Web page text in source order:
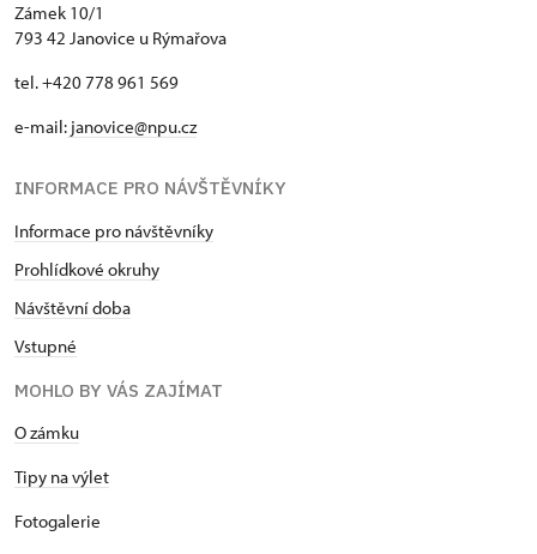
Zámek 10/1
793 42 Janovice u Rýmařova
tel. +420 778 961 569
e-mail: janovice@npu.cz
INFORMACE PRO NÁVŠTĚVNÍKY
Informace pro návštěvníky
Prohlídkové okruhy
Návštěvní doba
Vstupné
MOHLO BY VÁS ZAJÍMAT
O zámku
Tipy na výlet
Fotogalerie